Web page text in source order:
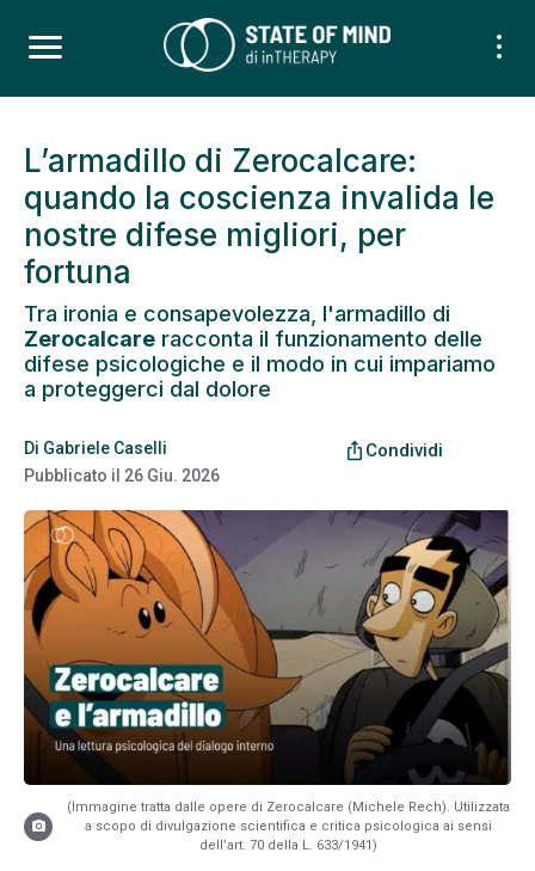
L’armadillo di Zerocalcare:
quando la coscienza invalida le
nostre difese migliori, per
fortuna
Tra ironia e consapevolezza, l'armadillo di
Zerocalcare racconta il funzionamento delle
difese psicologiche e il modo in cui impariamo
a proteggerci dal dolore
Di Gabriele Caselli
Pubblicato il 26 Giu. 2026
ios_share Condividi
(Immagine tratta dalle opere di Zerocalcare (Michele Rech). Utilizzata
a scopo di divulgazione scientifica e critica psicologica ai sensi
dell’art. 70 della L. 633/1941)